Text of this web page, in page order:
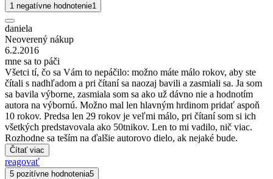
1 negatívne hodnotenie1
daniela
Neoverený nákup
6.2.2016
mne sa to páči
Všetci tí, čo sa Vám to nepáčilo: možno máte málo rokov, aby ste
čítali s nadhľadom a pri čítaní sa naozaj bavili a zasmiali sa. Ja som
sa bavila výborne, zasmiala som sa ako už dávno nie a hodnotím
autora na výbornú. Možno mal len hlavným hrdinom pridať aspoň
10 rokov. Predsa len 29 rokov je veľmi málo, pri čítaní som si ich
všetkých predstavovala ako 50tnikov. Len to mi vadilo, nič viac.
Rozhodne sa teším na ďalšie autorovo dielo, ak nejaké bude.
Čítať viac
reagovať
5 pozitívne hodnotenia5